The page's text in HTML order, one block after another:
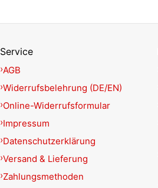
Service
AGB
Widerrufsbelehrung (DE/EN)
Online-Widerrufsformular
Impressum
Datenschutzerklärung
Versand & Lieferung
Zahlungsmethoden